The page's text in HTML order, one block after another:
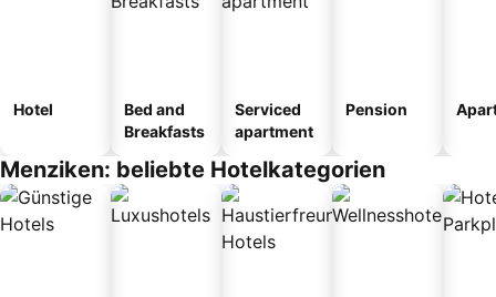
Hotel
Bed and
Breakfasts
Serviced
apartment
Pension
Menziken: beliebte Hotelkategorien